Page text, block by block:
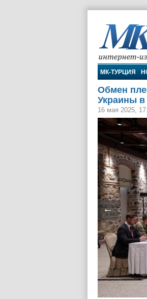
МК-Турция
МК-ТУРЦИЯ
Обмен
Украины
16 мая 2025,
←